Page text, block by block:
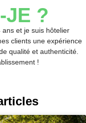
JE ?
ans et je suis hôtelier
clients une expérience
qualité et authenticité.
!